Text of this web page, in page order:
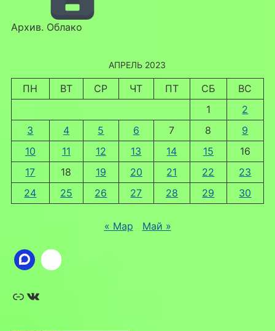
Архив. Облако
АПРЕЛЬ 2023
ПН ВТ СР ЧТ ПТ СБ
ВС
1
2
3
4 5 6 7 8
9
10
11 12 13 14 15
16
17
18 19 20 21 22
23
24
25 26 27 28 29 30
« Мар Май »